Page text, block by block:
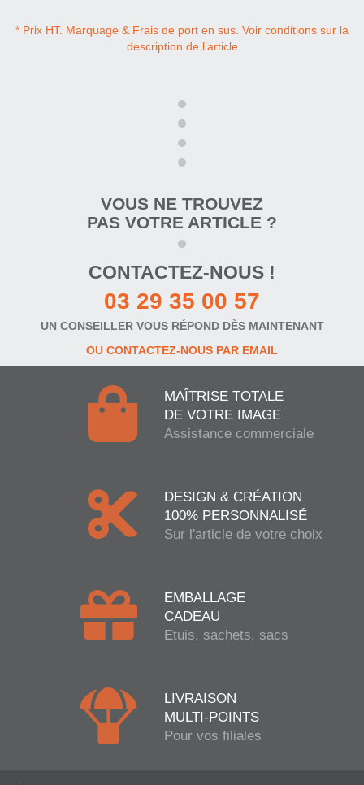
* Prix HT. Marquage & Frais de port en sus. Voir conditions sur la
description de l’article
VOUS NE TROUVEZ
PAS VOTRE ARTICLE ?
CONTACTEZ-NOUS !
03 29 35 00 57
UN CONSEILLER VOUS RÉPOND DÈS MAINTENANT
OU CONTACTEZ-NOUS PAR EMAIL
MAÎTRISE TOTALE
DE VOTRE IMAGE
Assistance commerciale
DESIGN & CRÉATION
100% PERSONNALISÉ
Sur l'article de votre choix
EMBALLAGE
CADEAU
Etuis, sachets, sacs
LIVRAISON
MULTI-POINTS
Pour vos filiales